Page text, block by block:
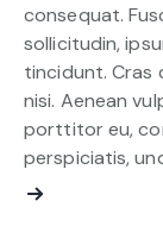
consequat.
sollicitudin,
tincidunt. Cras
nisi. Aenean
porttitor eu,
perspiciatis,